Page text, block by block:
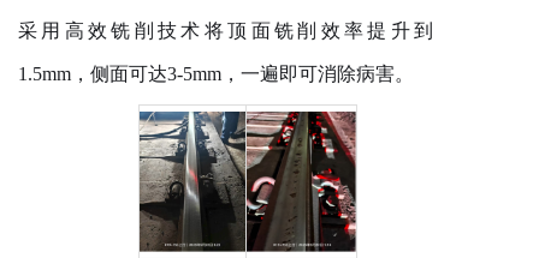
采用高效铣削技术将顶面铣削效率提升到
1.5mm，侧面可达3-5mm，一遍即可消除病害。